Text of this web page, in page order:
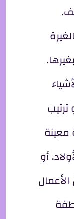
معينة
أو